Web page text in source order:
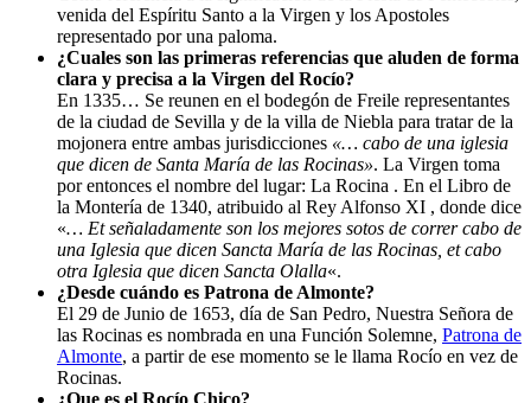
venida del Espíritu Santo a la Virgen y los Apostoles
representado por una paloma.
¿Cuales son las primeras referencias que aluden de forma
clara y precisa a la Virgen del Rocío?
En 1335… Se reunen en el bodegón de Freile representantes
de la ciudad de Sevilla y de la villa de Niebla para tratar de la
mojonera entre ambas jurisdicciones «… cabo de una iglesia
que dicen de Santa María de las Rocinas». La Virgen toma
por entonces el nombre del lugar: La Rocina . En el Libro de
la Montería de 1340, atribuido al Rey Alfonso XI , donde dice
«… Et señaladamente son los mejores sotos de correr cabo de
una Iglesia que dicen Sancta María de las Rocinas, et cabo
otra Iglesia que dicen Sancta Olalla«.
¿Desde cuándo es Patrona de Almonte?
El 29 de Junio de 1653, día de San Pedro, Nuestra Señora de
las Rocinas es nombrada en una Función Solemne, Patrona de
Almonte, a partir de ese momento se le llama Rocío en vez de
Rocinas.